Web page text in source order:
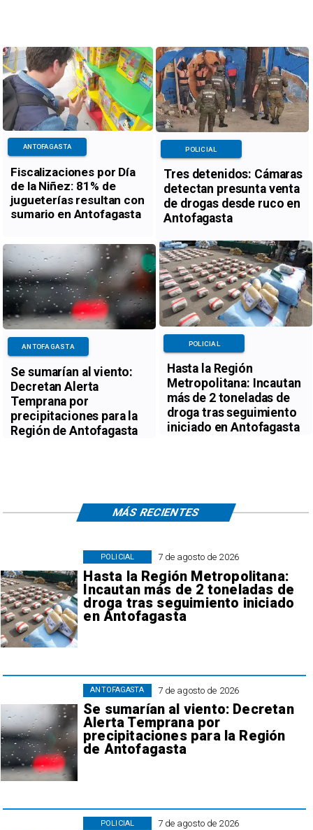
Fiscalizaciones por Día
de la Niñez: 81% de
jugueterías resultan con
sumario en Antofagasta
ANTOFAGASTA
Tres detenidos: Cámaras
detectan presunta venta
de drogas desde ruco en
Antofagasta
POLICIAL
Se sumarían al viento:
Decretan Alerta
Temprana por
precipitaciones para la
Región de Antofagasta
ANTOFAGASTA
Hasta la Región
Metropolitana: Incautan
más de 2 toneladas de
droga tras seguimiento
iniciado en Antofagasta
POLICIAL
7 de agosto de 2026
Hasta la Región Metropolitana:
Incautan más de 2 toneladas de
droga tras seguimiento iniciado
en Antofagasta
POLICIAL
7 de agosto de 2026
Se sumarían al viento: Decretan
Alerta Temprana por
precipitaciones para la Región
de Antofagasta
ANTOFAGASTA
7 de agosto de 2026
POLICIAL
MÁS RECIENTES